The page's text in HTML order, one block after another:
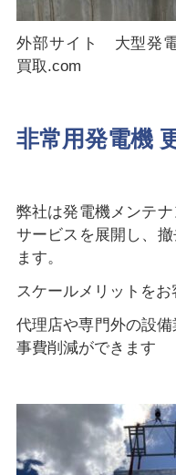
外部サイト 大型発
買取.com
非常用発電機
弊社は発電機メンテ
サービスを展開し、
ます。
スケールメリットをお
代理店や専門外の設
事費削減ができます